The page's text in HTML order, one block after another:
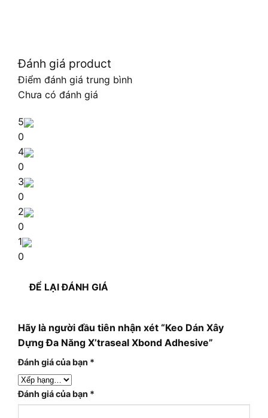
Đánh giá product
Điểm đánh giá trung bình
Chưa có đánh giá
5
0
4
0
3
0
2
0
1
0
ĐỂ LẠI ĐÁNH GIÁ
Hãy là người đầu tiên nhận xét “Keo Dán Xây
Dựng Đa Năng X’traseal Xbond Adhesive”
Đánh giá của bạn *
Đánh giá của bạn *